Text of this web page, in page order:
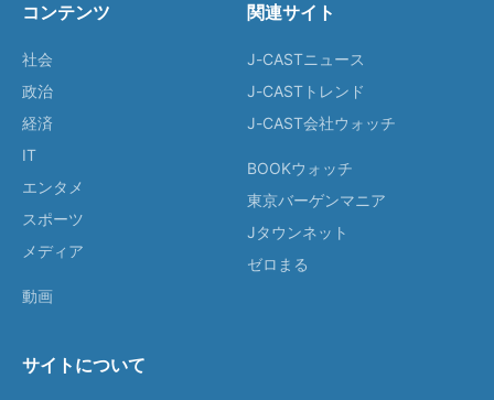
コンテンツ
社会
政治
経済
IT
エンタメ
スポーツ
メディア
動画
関連サイト
J-CASTニュース
J-CASTトレンド
J-CAST会社ウォッチ
BOOKウォッチ
東京バーゲンマニア
Jタウンネット
ゼロまる
サイトについて